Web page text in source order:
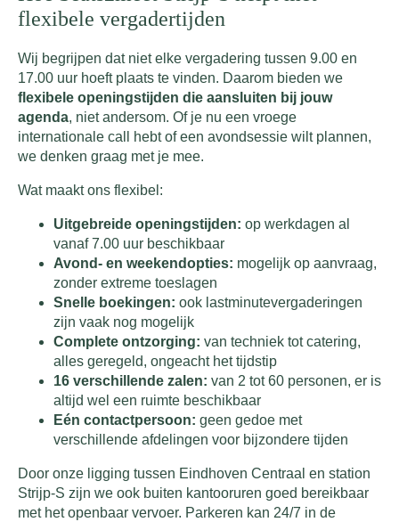
flexibele vergadertijden
Wij begrijpen dat niet elke vergadering tussen 9.00 en
17.00 uur hoeft plaats te vinden. Daarom bieden we
flexibele openingstijden die aansluiten bij jouw
agenda, niet andersom. Of je nu een vroege
internationale call hebt of een avondsessie wilt plannen,
we denken graag met je mee.
Wat maakt ons flexibel:
Uitgebreide openingstijden: op werkdagen al
vanaf 7.00 uur beschikbaar
Avond- en weekendopties: mogelijk op aanvraag,
zonder extreme toeslagen
Snelle boekingen: ook lastminutevergaderingen
zijn vaak nog mogelijk
Complete ontzorging: van techniek tot catering,
alles geregeld, ongeacht het tijdstip
16 verschillende zalen: van 2 tot 60 personen, er is
altijd wel een ruimte beschikbaar
Eén contactpersoon: geen gedoe met
verschillende afdelingen voor bijzondere tijden
Door onze ligging tussen Eindhoven Centraal en station
Strijp-S zijn we ook buiten kantooruren goed bereikbaar
met het openbaar vervoer. Parkeren kan 24/7 in de